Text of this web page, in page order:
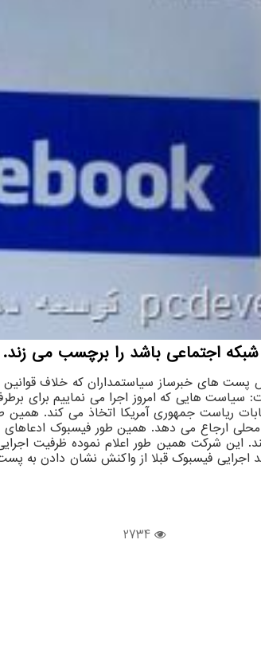
اجتماعی باشد را برچسب می زند.
پست های خبرساز سیاستمداران که خلاف
سیاست هایی که امروز اجرا می نماییم برای
ریاست جمهوری آمریکا اتخاذ می کند.
و محلی ارجاع می دهد. همین طور فیسبوک
فیسبوک قبلا از واکنش نشان دادن به پست
2734